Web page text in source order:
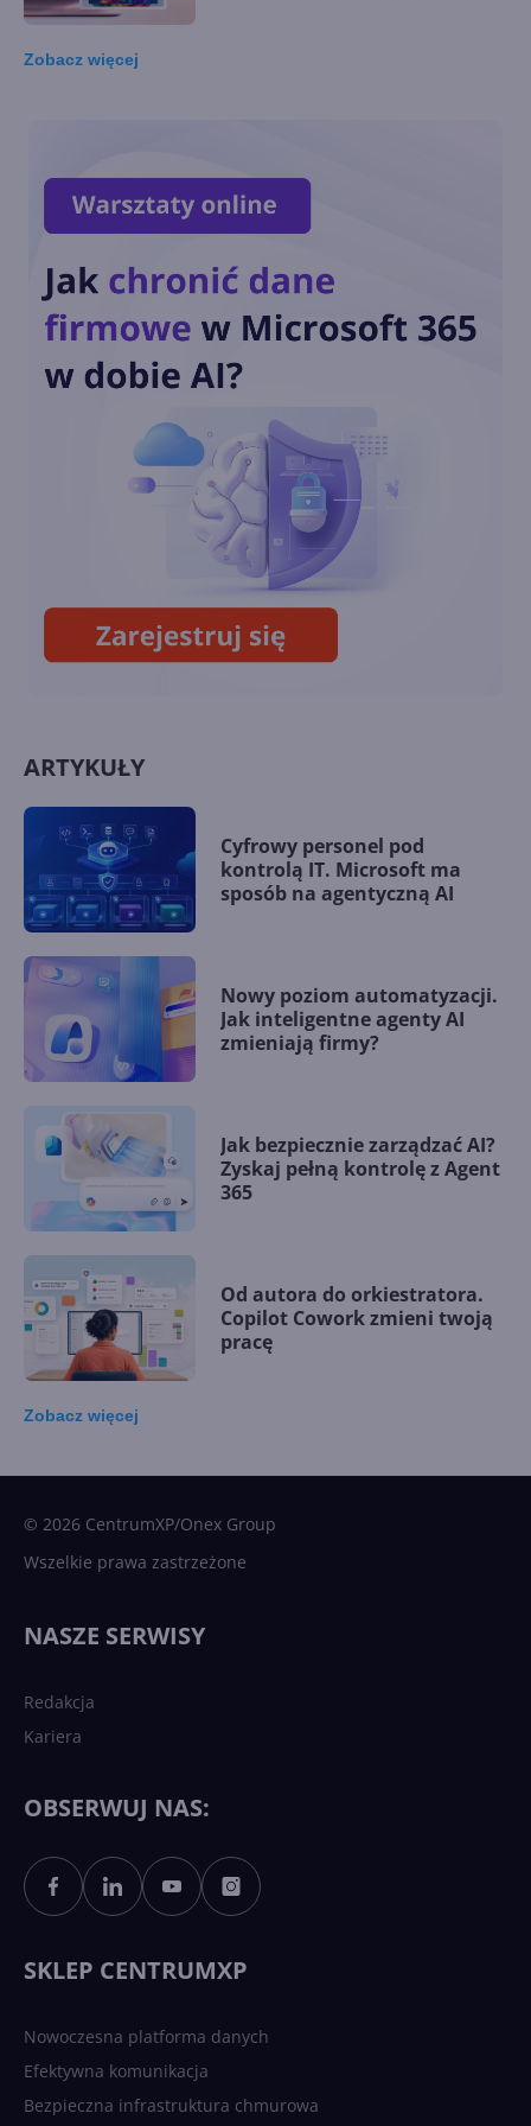
Windows 11 staje się
platformą dla AI i agentów.
Nowości na Ignite 2025
Recall - flagowa funkcja AI w
Windows 11 w końcu wydana
Zobacz więcej
ARTYKUŁY
Cyfrowy personel pod
kontrolą IT. Microsoft ma
sposób na agentyczną AI
Nowy poziom automatyzacji.
Jak inteligentne agenty AI
zmieniają firmy?
Jak bezpiecznie zarządzać AI?
Zyskaj pełną kontrolę z Agent
365
Od autora do orkiestratora.
Copilot Cowork zmieni twoją
pracę
Sztuczna inteligencja po
polsku. Dość barier
Zobacz więcej
© 2026 CentrumXP/Onex Group
Wszelkie prawa zastrzeżone
NASZE SERWISY
Redakcja
Kariera
OBSERWUJ NAS:
SKLEP CENTRUMXP
Nowoczesna platforma danych
Efektywna komunikacja
Bezpieczna infrastruktura chmurowa